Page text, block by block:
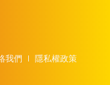
我們
隱私權政策